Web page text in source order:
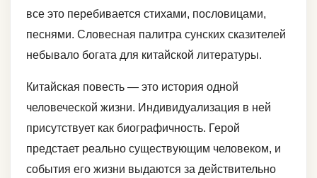
все это перебивается стихами, пословицами,
песнями. Словесная палитра сунских сказителей
небывало богата для китайской литературы.
Китайская повесть — это история одной
человеческой жизни. Индивидуализация в ней
присутствует как биографичность. Герой
предстает реально существующим человеком, и
события его жизни выдаются за действительно